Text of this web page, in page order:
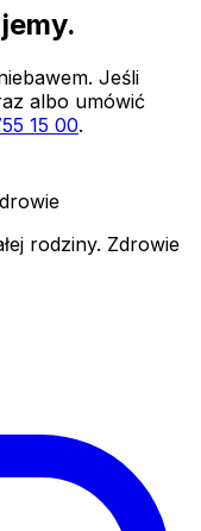
Jeśli
albo umówić
15 00.
rodziny. Zdrowie